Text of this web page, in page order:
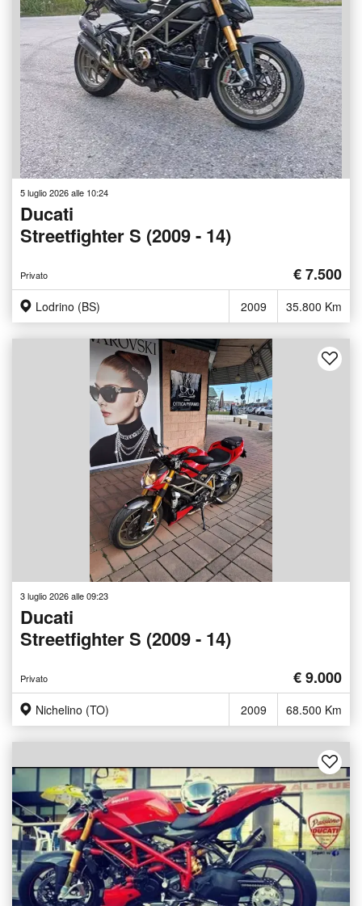
5 luglio 2026 alle 10:24
Ducati
Streetfighter S (2009 - 14)
Privato € 7.500
Lodrino (BS) 2009 35.800 Km
3 luglio 2026 alle 09:23
Ducati
Streetfighter S (2009 - 14)
Privato € 9.000
Nichelino (TO) 2009 68.500 Km